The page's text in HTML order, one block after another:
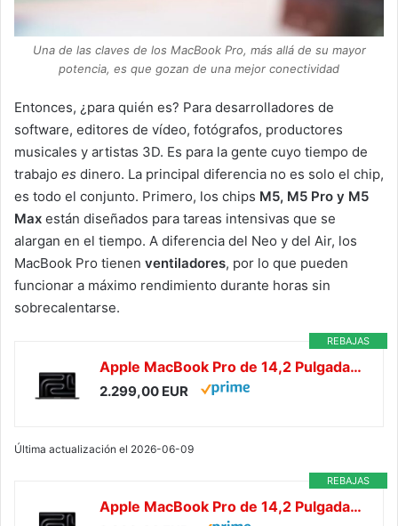
Una de las claves de los MacBook Pro, más allá de su mayor
potencia, es que gozan de una mejor conectividad
Entonces, ¿para quién es? Para desarrolladores de
software, editores de vídeo, fotógrafos, productores
musicales y artistas 3D. Es para la gente cuyo tiempo de
trabajo es dinero. La principal diferencia no es solo el chip,
es todo el conjunto. Primero, los chips M5, M5 Pro y M5
Max están diseñados para tareas intensivas que se
alargan en el tiempo. A diferencia del Neo y del Air, los
MacBook Pro tienen ventiladores, por lo que pueden
funcionar a máximo rendimiento durante horas sin
sobrecalentarse.
REBAJAS
Apple MacBook Pro de 14,2 Pulgadas portátil con Chip M5 Pro: Pantalla Liquid Retina, CPU de 15 núcleos y GPU de 16 núcleos, 24 GB Memoria unificada, 1 TB de SSD, Teclado español; Negro Espacial
2.299,00 EUR
Última actualización el 2026-06-09
REBAJAS
Apple MacBook Pro de 14,2 Pulgadas portátil con Chip M5 Pro: Pantalla Liquid Retina, CPU de 18 núcleos y GPU de 20 núcleos, 24 GB Memoria unificada, 2 TB de SSD, Teclado español; Negro Espacial